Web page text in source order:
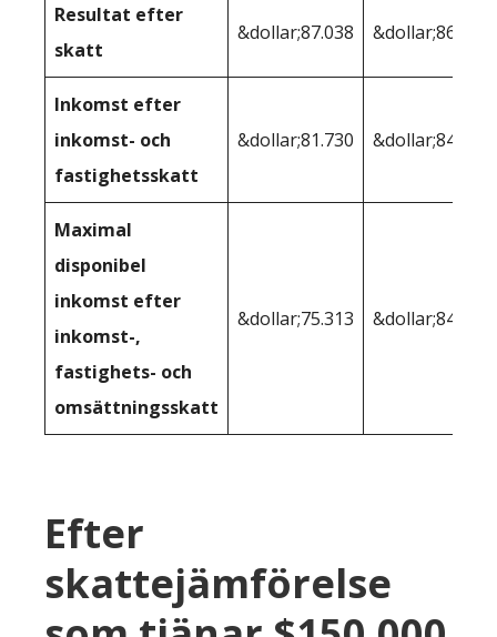
Resultat efter
skatt
&dollar;87.038 &dollar;86.379
Inkomst efter
inkomst- och
fastighetsskatt
&dollar;81.730 &dollar;84.615
Maximal
disponibel
inkomst efter
inkomst-,
fastighets- och
omsättningsskatt
&dollar;75.313 &dollar;84.615
Efter
skattejämförelse